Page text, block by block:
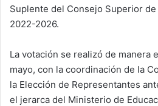
Suplente del Consejo Superior
2022-2026.
La votación se realizó de manera
mayo, con la coordinación de la
la Elección de Representantes
el jerarca del Ministerio de